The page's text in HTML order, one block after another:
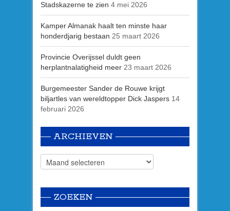
Stadskazerne te zien 4 mei 2026
Kamper Almanak haalt ten minste haar
honderdjarig bestaan 25 maart 2026
Provincie Overijssel duldt geen
herplantnalatigheid meer 23 maart 2026
Burgemeester Sander de Rouwe krijgt
biljartles van wereldtopper Dick Jaspers 14
februari 2026
ARCHIEVEN
ZOEKEN